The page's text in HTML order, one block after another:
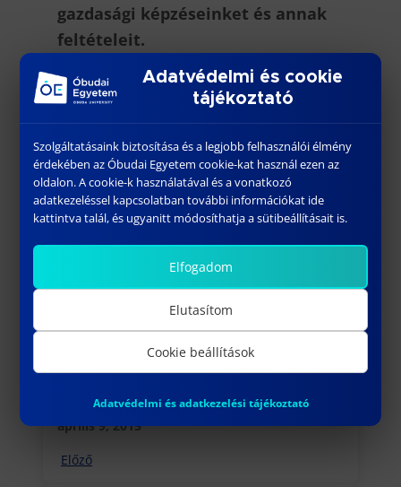
gazdasági képzéseinket és annak
feltételeit.
További híreink
Ismét International Week a KGK-n
április 9, 2015
Előző
Adatvédelmi és cookie
tájékoztató
Szolgáltatásaink biztosítása és a legjobb felhasználói élmény
érdekében az Óbudai Egyetem cookie-kat használ ezen az
oldalon. A cookie-k használatával és a vonatkozó
adatkezeléssel kapcsolatban további információkat ide
kattintva talál, és ugyanitt módosíthatja a sütibeállításait is.
Elfogadom
Elutasítom
Cookie beállítások
Adatvédelmi és adatkezelési tájékoztató